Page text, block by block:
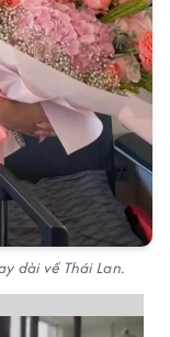
dài về Thái Lan.